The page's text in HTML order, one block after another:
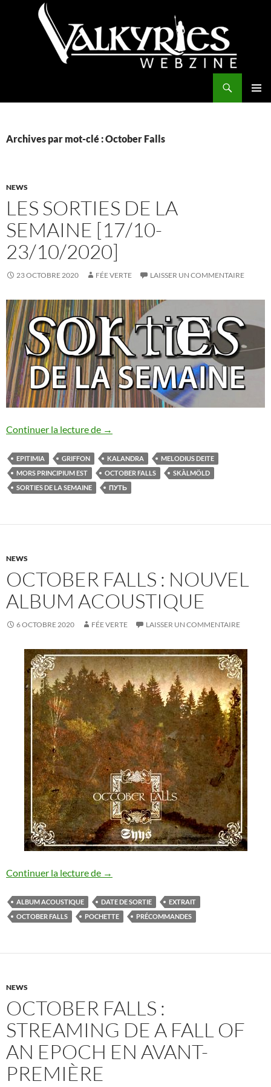
Archives par mot-clé : October Falls
NEWS
LES SORTIES DE LA
SEMAINE [17/10-
23/10/2020]
23 OCTOBRE 2020 FÉE VERTE LAISSER UN COMMENTAIRE
Continuer la lecture de Les sorties de la semaine [17/10-23/10/
→
EPITIMIA GRIFFON KALANDRA
MELODIUS DEITE
MORS PRINCIPIUM EST
OCTOBER FALLS
SKÀLMÖLD
SORTIES DE LA SEMAINE
ПУТЬ
NEWS
OCTOBER FALLS : NOUVEL
ALBUM ACOUSTIQUE
6 OCTOBRE 2020 FÉE VERTE LAISSER UN COMMENTAIRE
Continuer la lecture de October Falls : nouvel album acoustique
→
ALBUM ACOUSTIQUE DATE DE SORTIE
EXTRAIT
OCTOBER FALLS
POCHETTE PRÉCOMMANDES
NEWS
OCTOBER FALLS :
STREAMING DE A FALL OF
AN EPOCH EN AVANT-
PREMIÈRE